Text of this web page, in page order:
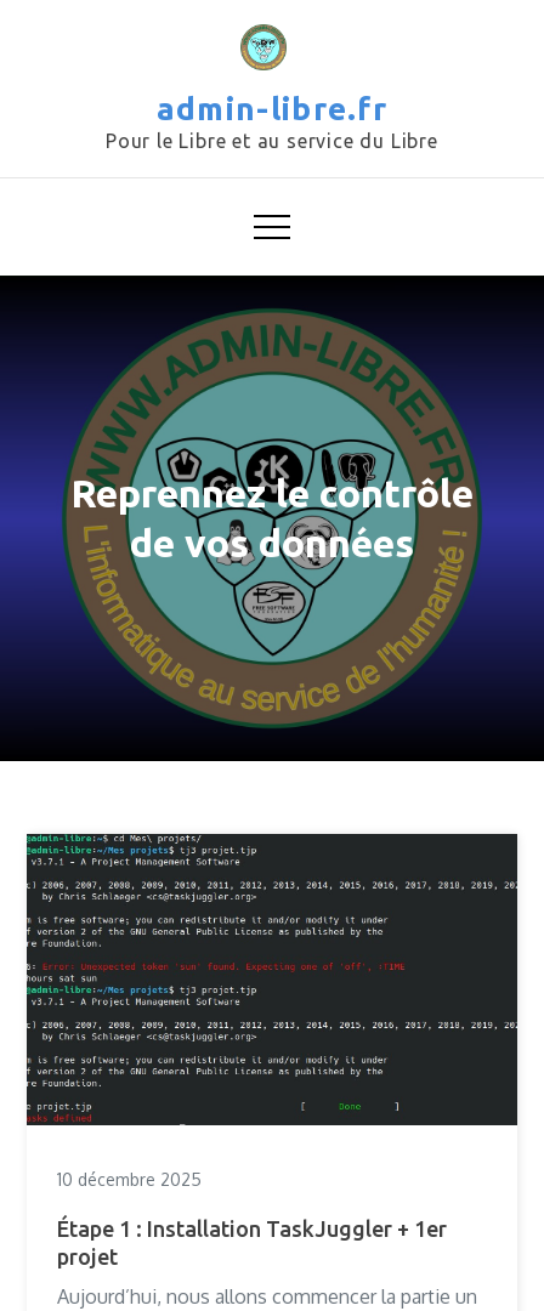
admin-libre.fr
Pour le Libre et au service du Libre
Reprennez le contrôle
de vos données
10 décembre 2025
Étape 1 : Installation TaskJuggler + 1er
projet
Aujourd’hui, nous allons commencer la partie un